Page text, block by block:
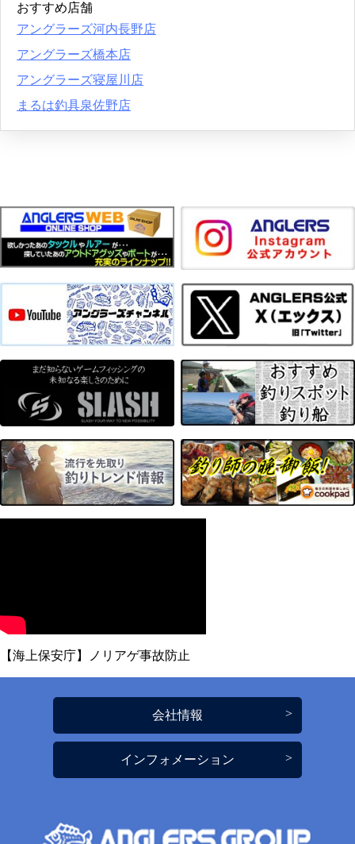
おすすめ店舗
アングラーズ河内長野店
アングラーズ橋本店
アングラーズ寝屋川店
まるは釣具泉佐野店
【海上保安庁】ノリアゲ事故防止
会社情報
インフォメーション